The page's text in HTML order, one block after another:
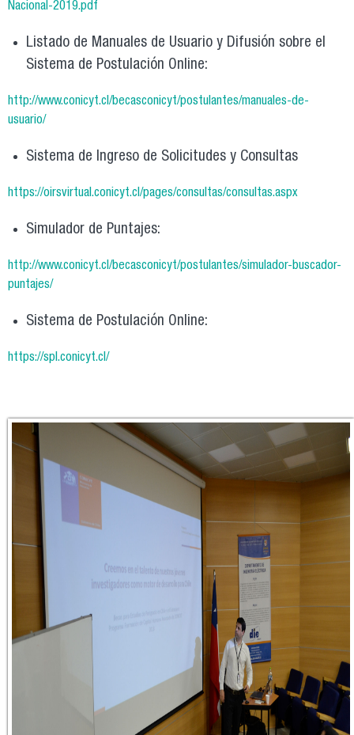
Nacional-2019.pdf
Listado de Manuales de Usuario y Difusión sobre el
Sistema de Postulación Online:
http://www.conicyt.cl/becasconicyt/postulantes/manuales-de-
usuario/
Sistema de Ingreso de Solicitudes y Consultas
https://oirsvirtual.conicyt.cl/pages/consultas/consultas.aspx
Simulador de Puntajes:
http://www.conicyt.cl/becasconicyt/postulantes/simulador-buscador-
puntajes/
Sistema de Postulación Online:
https://spl.conicyt.cl/
_dsc0082.jpg